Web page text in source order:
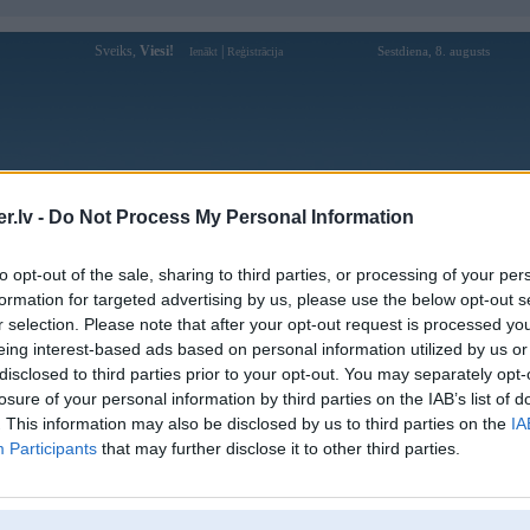
- Do Not Process My Personal Information
opt-out of the sale, sharing to third parties, or processing of your
for targeted advertising by us, please use the below opt-out
selection. Please note that after your opt-out request is processed
interest-based ads based on personal information utilized by us
to third parties prior to your opt-out. You may separately
of your personal information by third parties on the IAB’s list of
This information may also be disclosed by us to third parties on the
Participants that may further disclose it to other third parties.
Sveiks, Viesi! Ienākt Reģistrācija Sestdiena, 8. augusts
Forums Galerijas Reģistrācija Lietotāji
Lietotāja Gurs profils
Pēdējo reizi manīts: 23. Jan 2026, 11:40
Lietotājvārds:
Gurs
Pilsēta:
Līvāni
Braucu ar:
E36&E46
Ziņojumi forumā:
313